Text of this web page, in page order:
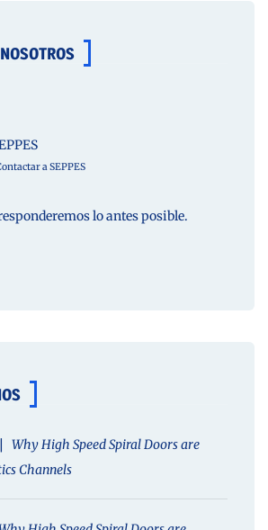
a SEPPES
lo antes posible.
Why High Speed Spiral Doors are
Channels